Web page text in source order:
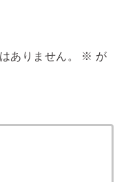
ありません。 ※ が